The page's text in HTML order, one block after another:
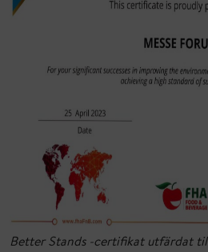
Better Stands -certifikat utfärdat